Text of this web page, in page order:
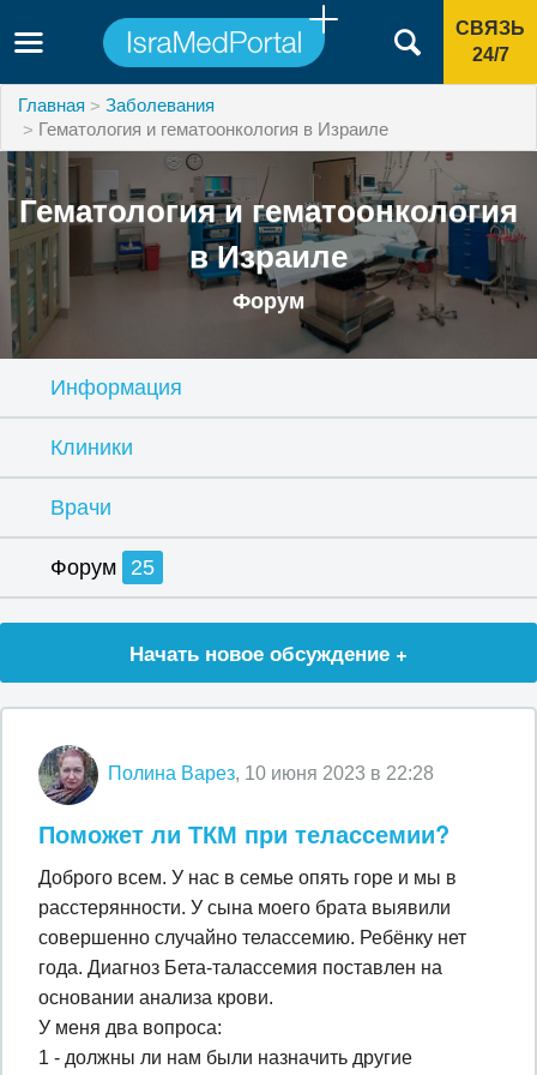
СВЯЗЬ
24/7
Главная
Заболевания
Гематология и гематоонкология в Израиле
Гематология и гематоонкология
в Израиле
Форум
Информация
Клиники
Врачи
Форум 25
Начать новое обсуждение +
Полина Варез, 10 июня 2023 в 22:28
Поможет ли ТКМ при телассемии?
Доброго всем. У нас в семье опять горе и мы в
расстерянности. У сына моего брата выявили
совершенно случайно телассемию. Ребёнку нет
года. Диагноз Бета-талассемия поставлен на
основании анализа крови.
У меня два вопроса:
1 - должны ли нам были назначить другие